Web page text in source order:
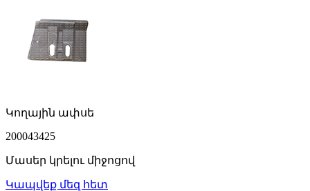
Կողային ափսե
200043425
Մասեր կրելու միջոցով
Կապվեք մեզ հետ